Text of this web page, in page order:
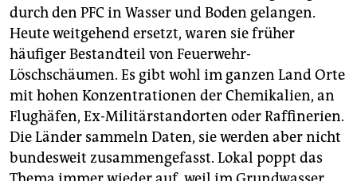
durch den PFC in Wasser und Boden gelangen.
Heute weitgehend ersetzt, waren sie früher
häufiger Bestandteil von Feuerwehr-
Löschschäumen. Es gibt wohl im ganzen Land Orte
mit hohen Konzentrationen der Chemikalien, an
Flughäfen, Ex-Militärstandorten oder Raffinerien.
Die Länder sammeln Daten, sie werden aber nicht
bundesweit zusammengefasst. Lokal poppt das